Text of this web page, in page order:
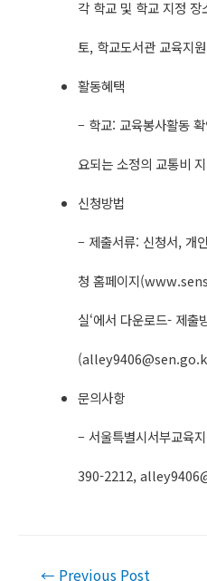
각 학교 및 학교 지정
토, 학교도서관 교육지
활동혜택
– 학교: 교육봉사활동
요되는 소정의 교통비
신청방법
– 제출서류: 신청서, 개
청 홈페이지
실‘에서 다운로드- 제출
(
문의사항
– 서울특별시서부교육
390-2212,
Post
← Previous Post